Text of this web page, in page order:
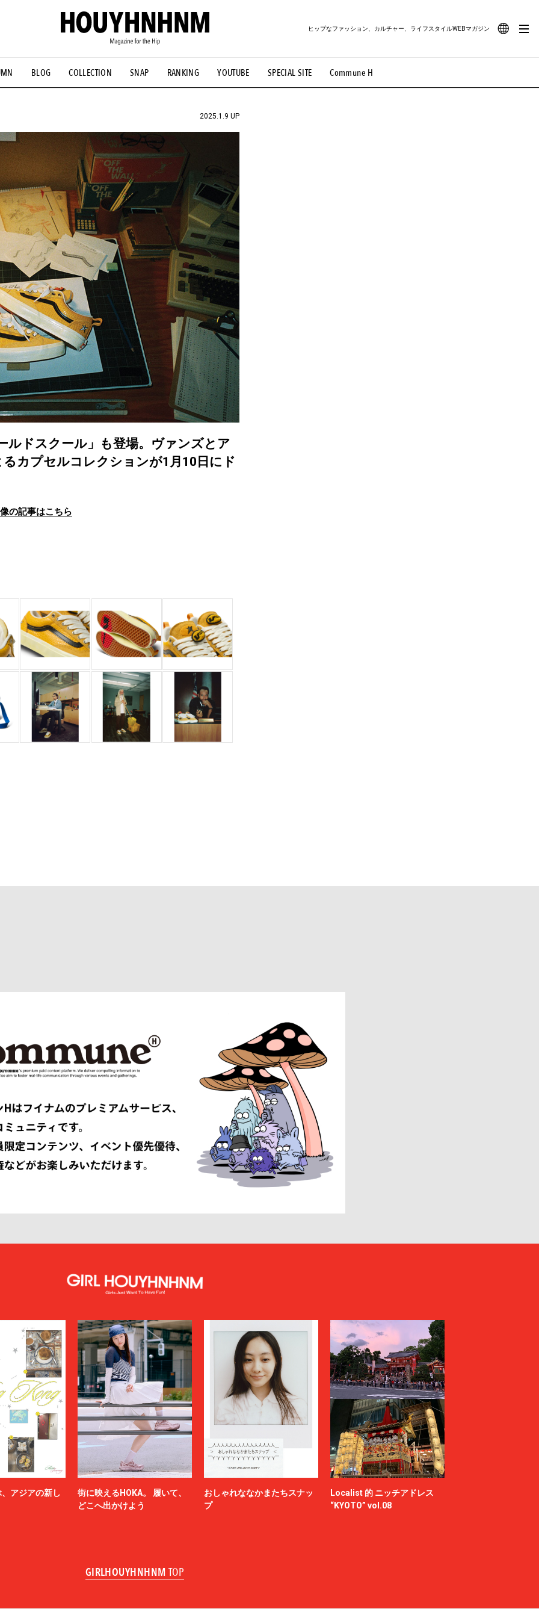
BLOG COLLECTION SNAP RANKING YOUTUBE SPECIAL SITE Commune H
ヒップなファッション、カルチャー、ライフスタイルWEBマガジン
#古着サミット #NEW VINTAGE #マイナーグッド図鑑 #路地裏てぃーん。 #MONTHLY JOURNAL
#FOCUS IT #AH.H #ととけん #FASHION #MUSIC #MOVIE #LIFESTYLE #SNEAKER #OUTDOOR
2025.1.9 UP
ルドスクール」も登場。ヴァンズとア
カプセルコレクションが1月10日にド
の記事はこちら
アジアの新し
街に映えるHOKA。 履いて、
どこへ出かけよう
おしゃれななかまたちスナッ
プ
Localist 的 ニッチアドレス
“KYOTO” vol.08
GIRLHOUYHNHNM TOP